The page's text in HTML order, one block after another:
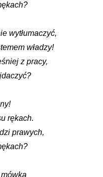
wytłumaczyć,
władzy!
z pracy,
rękach.
prawych,